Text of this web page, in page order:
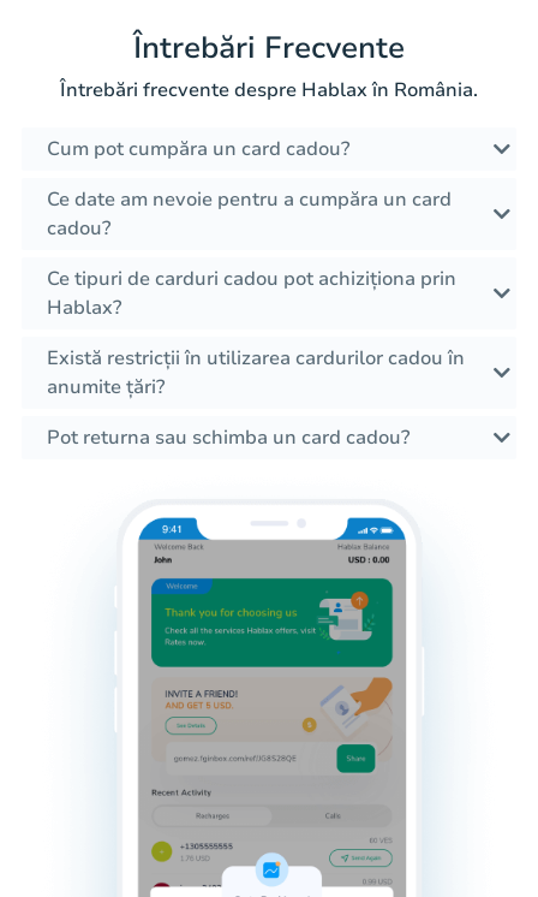
Întrebări Frecvente
Întrebări frecvente despre Hablax în România.
Cum pot cumpăra un card cadou?
Ce date am nevoie pentru a cumpăra un card
cadou?
Ce tipuri de carduri cadou pot achiziționa prin
Hablax?
Există restricții în utilizarea cardurilor cadou în
anumite țări?
Pot returna sau schimba un card cadou?